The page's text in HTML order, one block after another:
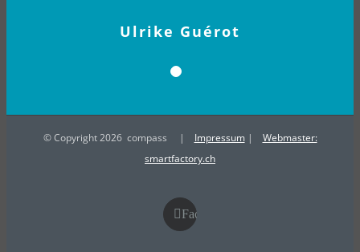
Ulrike Guérot
© Copyright2026 compass | Impressum| Webmaster:
smartfactory.ch
Facebook